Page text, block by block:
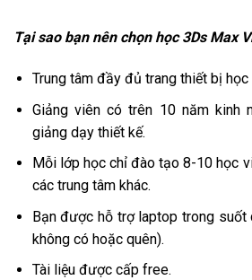
Tại sao bạn nên chọn học 3Ds Max
Trung tâm đầy đủ trang thiết bị
Giảng viên có trên 10 năm kinh
giảng dạy thiết kế.
Mỗi lớp học chỉ đào tạo 8-10 học
các trung tâm khác.
Bạn được hỗ trợ laptop trong suốt
không có hoặc quên).
Tài liệu được cấp free.